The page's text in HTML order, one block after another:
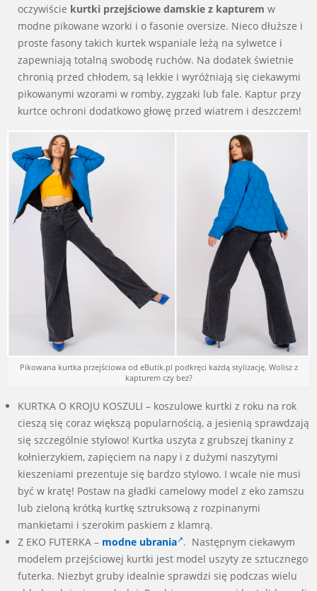
oczywiście kurtki przejściowe damskie z kapturem w
modne pikowane wzorki i o fasonie oversize. Nieco dłuższe i
proste fasony takich kurtek wspaniale leżą na sylwetce i
zapewniają totalną swobodę ruchów. Na dodatek świetnie
chronią przed chłodem, są lekkie i wyróżniają się ciekawymi
pikowanymi wzorami w romby, zygzaki lub fale. Kaptur przy
kurtce ochroni dodatkowo głowę przed wiatrem i deszczem!
Pikowana kurtka przejściowa od eButik.pl podkręci każdą stylizację. Wolisz z
kapturem czy bez?
KURTKA O KROJU KOSZULI – koszulowe kurtki z roku na rok
cieszą się coraz większą popularnością, a jesienią sprawdzają
się szczególnie stylowo! Kurtka uszyta z grubszej tkaniny z
kołnierzykiem, zapięciem na napy i z dużymi naszytymi
kieszeniami prezentuje się bardzo stylowo. I wcale nie musi
być w kratę! Postaw na gładki camelowy model z eko zamszu
lub zieloną krótką kurtkę sztruksową z rozpinanymi
mankietami i szerokim paskiem z klamrą.
Z EKO FUTERKA – modne ubrania . Następnym ciekawym
modelem przejściowej kurtki jest model uszyty ze sztucznego
futerka. Niezbyt gruby idealnie sprawdzi się podczas wielu